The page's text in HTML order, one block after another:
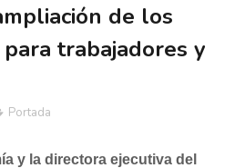
de los
trabajadores y
Portada
y la directora ejecutiva del